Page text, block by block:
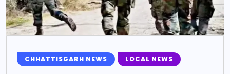
CHHATTISGARH NEWS LOCAL NEWS